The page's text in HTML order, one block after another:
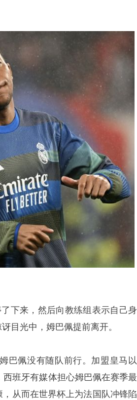
下来，然后向教练组表示自己身
目光中，姆巴佩提前离开。
巴佩没有随队前行。加盟皇马以
班牙有媒体担心姆巴佩在赛季最
从而在世界杯上为法国队冲锋陷